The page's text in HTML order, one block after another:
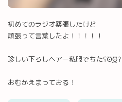
初めてのラジオ緊張したけど
頑張って言葉したよ！！！！！
珍しい下ろしヘアー私服でちたʕʘ̅͜ʘ̅ʔ
おむかえまっておる！
Twitter LINE メール